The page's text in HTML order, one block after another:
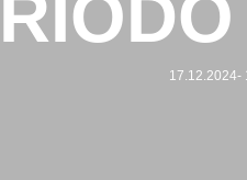
17.12.2024-